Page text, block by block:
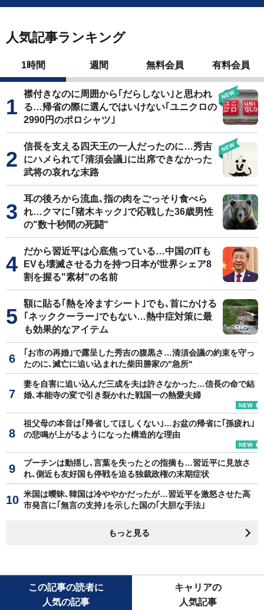
人気記事ランキング
1時間 週間 無料会員 有料会員
襟付きなのに周囲から｢だらしない｣と思われ
る…帰省の際に選んではいけない｢ユニクロの
2990円のポロシャツ｣
信長を支える四天王の一人だったのに…秀吉
にハメられて｢清須会議｣に出席できなかった
武将の哀れな末路
耳の後ろから流血､指の肉をごっそり食べら
れ…クマに｢猪木キック｣で応戦した36歳男性
の"数十秒間の死闘"
だから習近平は心底焦っている…中国のITも
EVも壊滅させる力を持つ日本が世界シェア8
割を握る"素材"の名前
額に貼る｢熱を冷ますシート｣でも､首にかける
｢ネッククーラー｣でもない…熱中症対策に最
も効果的なアイテム
｢お市の再婚｣で露呈した秀吉の腹黒さ…清須会議の約束を守っ
たのに､滅亡に追い込まれた柴田勝家の"急所"
妻を自害に追い込んだ三成を夫は許さなかった…信長の命で結
婚､本能寺の変で引き裂かれた戦国一の熱愛夫婦
祖父母の本音は｢帰省してほしくない｣…お盆の帰省に｢孫疲れ｣
の悲鳴が上がるようになった構造的な理由
プーチンは動揺し､言葉を失ったとの指摘も…習近平に見放さ
れ､側近も友好国も停戦を迫る独裁政権の末期症状
米国は曖昧､韓国は冷ややかだったが…習近平を激怒させた高
市発言に｢無言の支持｣を示した国の｢大胆な手法｣
もっと見る
この記事の読者に
人気の記事
キャリアの
人気記事